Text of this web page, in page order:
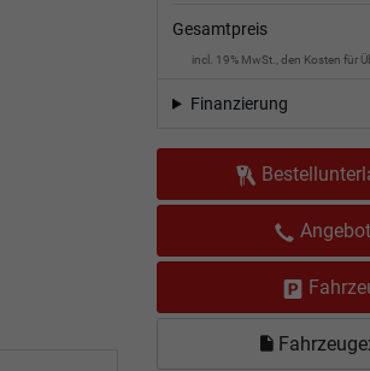
Gesamtpreis
incl. 19% MwSt., den Kosten für
Finanzierung